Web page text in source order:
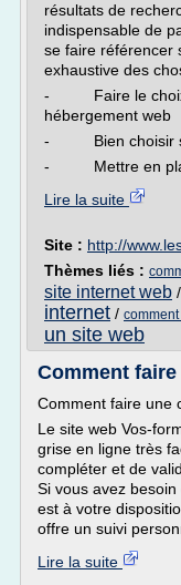
résultats de
indispensable de
se faire référencer
exhaustive des
- Faire le choix
hébergement web
- Bien choisir
- Mettre en
Lire la suite
Site : http://
Thèmes liés :
site internet web /
internet /
un site web
Comment
Comment faire une
Le site web Vos-
grise en ligne très
compléter et de
Si vous avez
est à votre
offre un suivi
Lire la suite